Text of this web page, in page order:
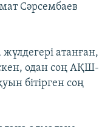
Сәрсембаев
атанған,
одан соң АҚШ-
бітірген соң